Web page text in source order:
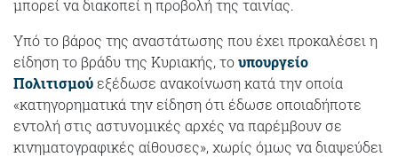
μπορεί να διακοπεί η προβολή της ταινίας.
Υπό το βάρος της αναστάτωσης που έχει προκαλέσει η
είδηση το βράδυ της Κυριακής, τουπουργείο
Πολιτισμούεξέδωσε ανακοίνωση κατά την οποία
«κατηγορηματικά την είδηση ότι έδωσε οποιαδήποτε
εντολή στις αστυνομικές αρχές να παρέμβουν σε
κινηματογραφικές αίθουσες», χωρίς όμως να διαψεύδει